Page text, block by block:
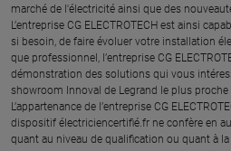
marché de l'électricité ainsi que des
L’entreprise CG ELECTROTECH est ainsi
si besoin, de faire évoluer votre installation
que professionnel, l’entreprise CG
démonstration des solutions qui vous
showroom Innoval de Legrand le plus proche
L’appartenance de l’entreprise CG
dispositif électriciencertifié.fr ne confère en
quant au niveau de qualification ou quant à